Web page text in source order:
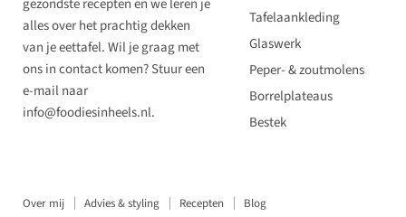
gezondste recepten en we leren je
alles over het prachtig dekken
van je eettafel. Wil je graag met
ons in contact komen? Stuur een
e-mail naar
info@foodiesinheels.nl.
Tafelaankleding
Glaswerk
Peper- & zoutmolens
Borrelplateaus
Bestek
Over mij Advies & styling Recepten Blog